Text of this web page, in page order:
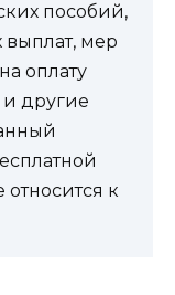
пособий,
выплат, мер
оплату
другие
к